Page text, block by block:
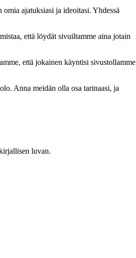
ajatuksiasi ja ideoitasi. Yhdessä
että löydät sivuiltamme aina jotain
että jokainen käyntisi sivustollamme
Anna meidän olla osa tarinaasi, ja
luvan.